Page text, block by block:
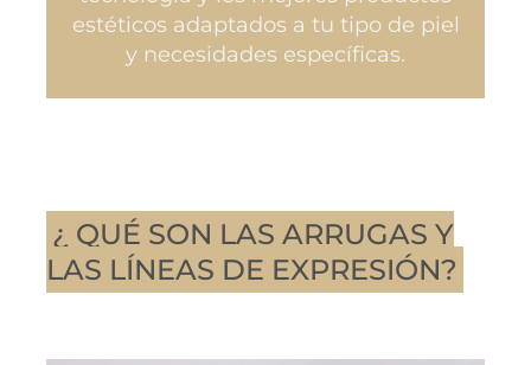
estéticos adaptados a tu tipo de piel
y necesidades específicas.
¿ QUÉ SON LAS ARRUGAS Y
LAS LÍNEAS DE EXPRESIÓN?